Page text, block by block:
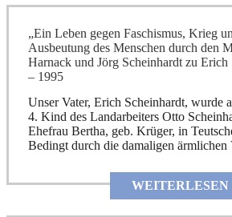
„Ein Leben gegen Faschismus, Krieg
Ausbeutung des Menschen durch den
Harnack und Jörg Scheinhardt zu Erich
– 1995
Unser Vater, Erich Scheinhardt, wurde
4. Kind des Landarbeiters Otto
Ehefrau Bertha, geb. Krüger, in
Bedingt durch die damaligen
WEITERLESEN